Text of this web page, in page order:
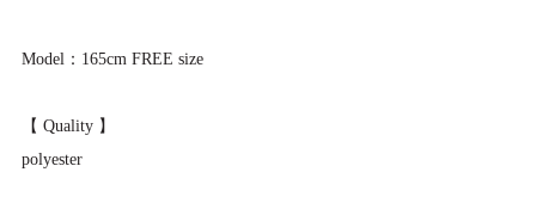
Model：165cm FREE size
【 Quality 】
polyester